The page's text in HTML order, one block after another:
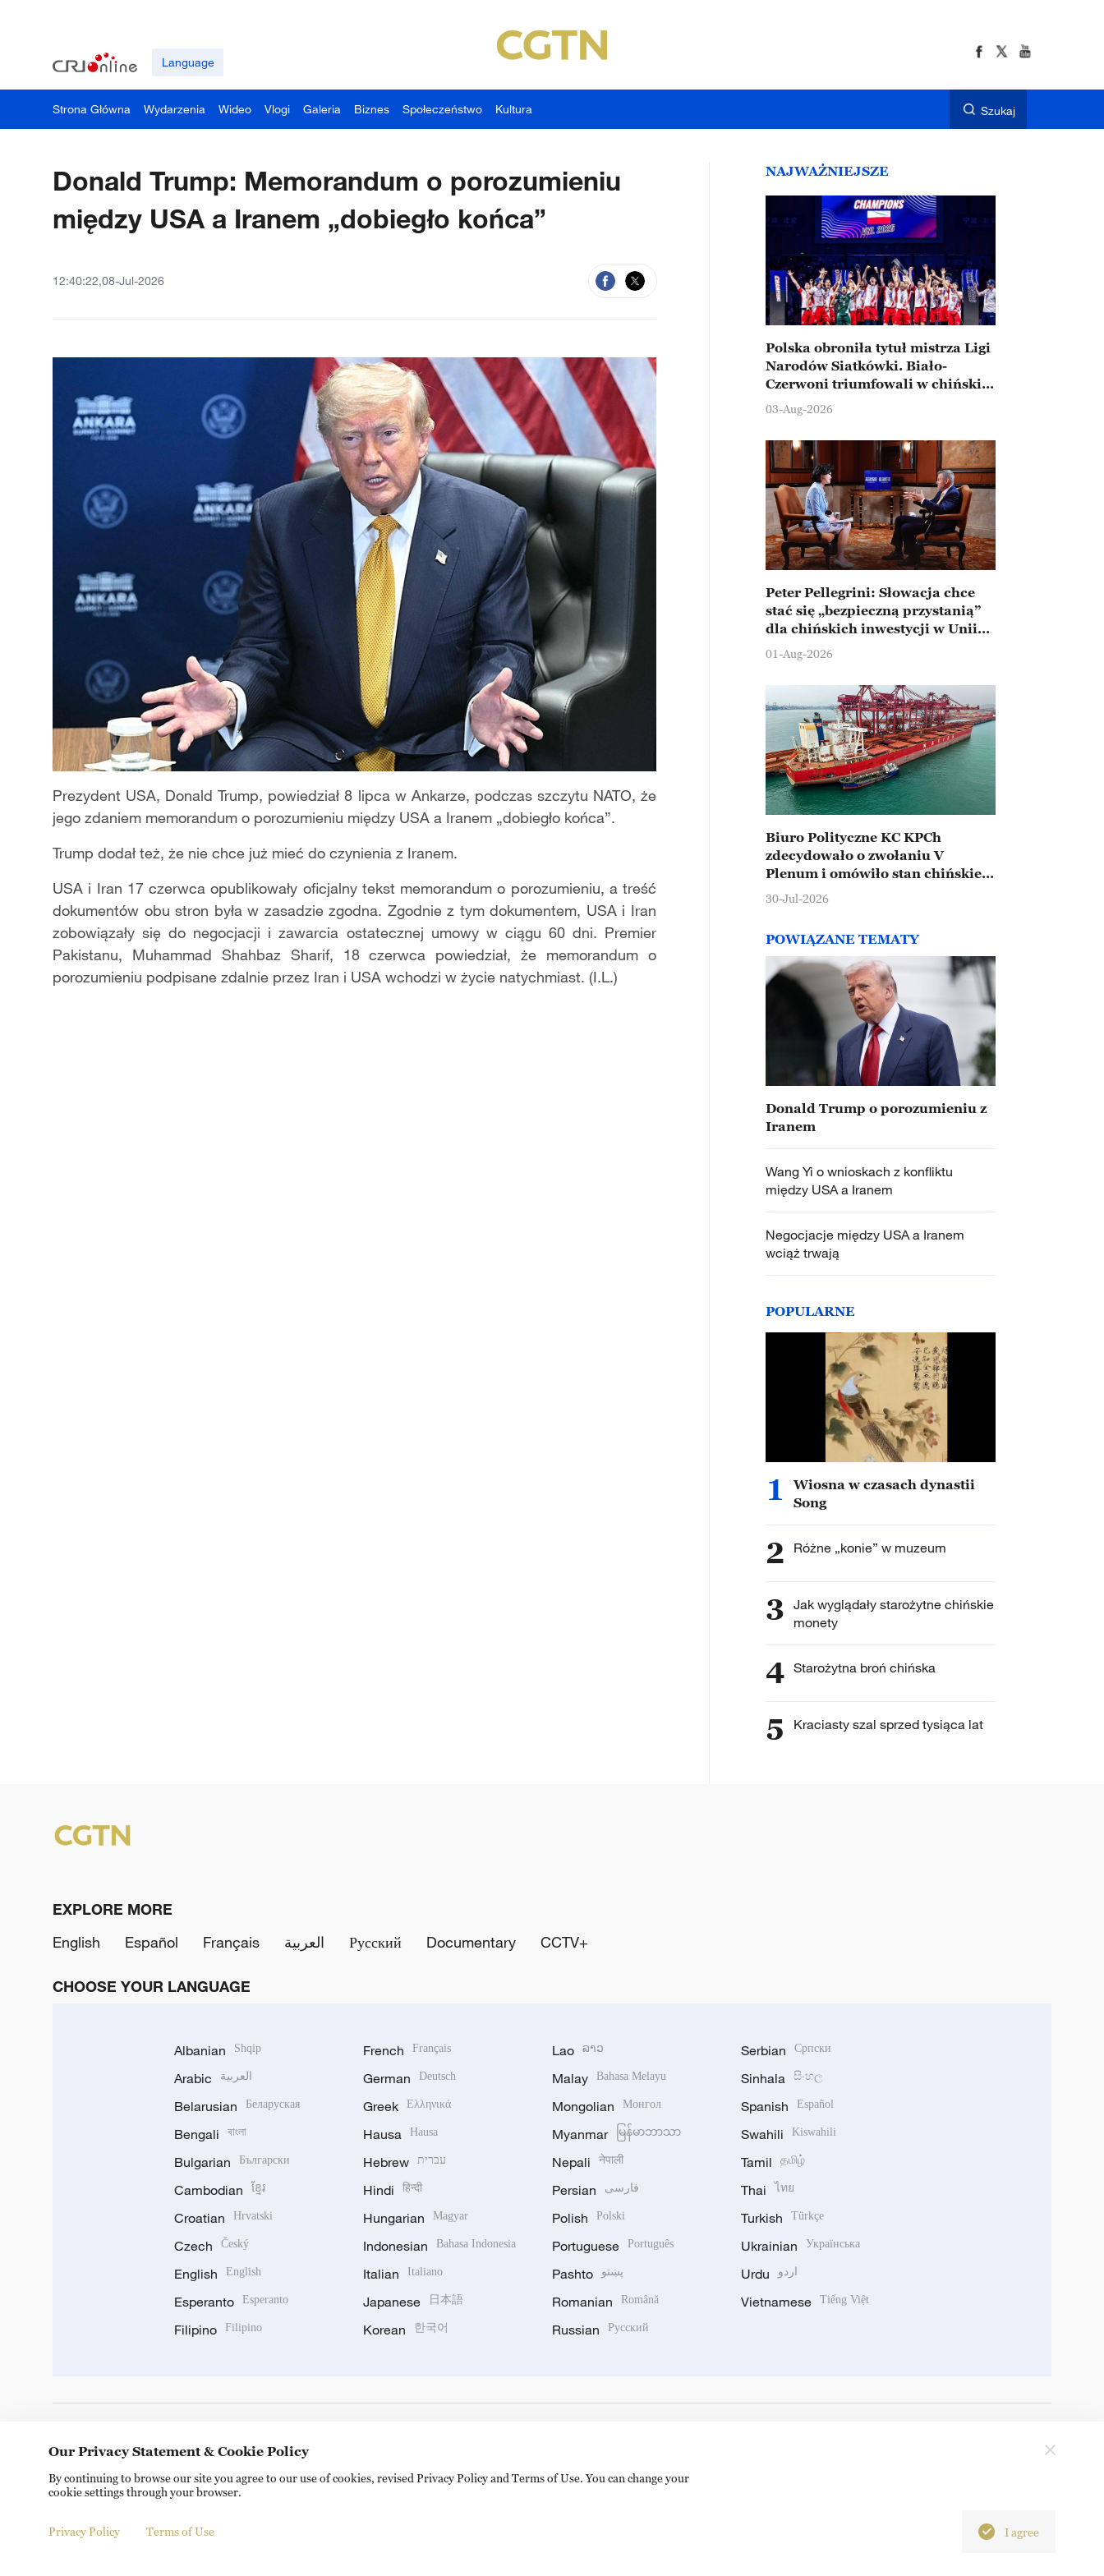
Language
Strona Główna Wydarzenia Wideo Vlogi Galeria Biznes Społeczeństwo Kultura Szukaj
Donald Trump: Memorandum o porozumieniu
między USA a Iranem „dobiegło końca”
12:40:22,08-Jul-2026
Prezydent USA, Donald Trump, powiedział 8 lipca w Ankarze, podczas szczytu NATO, że
jego zdaniem memorandum o porozumieniu między USA a Iranem „dobiegło końca”.
Trump dodał też, że nie chce już mieć do czynienia z Iranem.
USA i Iran 17 czerwca opublikowały oficjalny tekst memorandum o porozumieniu, a treść
dokumentów obu stron była w zasadzie zgodna. Zgodnie z tym dokumentem, USA i Iran
zobowiązały się do negocjacji i zawarcia ostatecznej umowy w ciągu 60 dni. Premier
Pakistanu, Muhammad Shahbaz Sharif, 18 czerwca powiedział, że memorandum o
porozumieniu podpisane zdalnie przez Iran i USA wchodzi w życie natychmiast. (I.L.)
NAJWAŻNIEJSZE
Polska obroniła tytuł mistrza Ligi
Narodów Siatkówki. Biało-
Czerwoni triumfowali w chińskim
Ningbo
03-Aug-2026
Peter Pellegrini: Słowacja chce
stać się „bezpieczną przystanią”
dla chińskich inwestycji w Unii
Europejskiej
01-Aug-2026
Biuro Polityczne KC KPCh
zdecydowało o zwołaniu V
Plenum i omówiło stan chińskiej
gospodarki
30-Jul-2026
POWIĄZANE TEMATY
Donald Trump o porozumieniu z
Iranem
Wang Yi o wnioskach z konfliktu
między USA a Iranem
Negocjacje między USA a Iranem
wciąż trwają
POPULARNE
1
Wiosna w czasach dynastii
Song
2 Różne „konie” w muzeum
3 Jak wyglądały starożytne chińskie
monety
4 Starożytna broń chińska
5 Kraciasty szal sprzed tysiąca lat
EXPLORE MORE
English
Español Français العربية Русский Documentary CCTV+
CHOOSE YOUR LANGUAGE
Albanian Shqip
Arabic العربية
Belarusian Беларуская
Bengali বাংলা
Bulgarian Български
Cambodian ខ្មែរ
Croatian Hrvatski
Czech Český
English English
Esperanto Esperanto
Filipino Filipino
French Français
German Deutsch
Greek Ελληνικά
Hausa Hausa
Hebrew עברית
Hindi हिन्दी
Hungarian Magyar
Indonesian Bahasa Indonesia
Italian Italiano
Japanese 日本語
Korean 한국어
Lao ລາວ
Malay Bahasa Melayu
Mongolian Монгол
Myanmar မြန်မာဘာသာ
Nepali नेपाली
Persian فارسی
Polish Polski
Portuguese Português
Pashto پښتو
Romanian Română
Russian Русский
Serbian Српски
Sinhala සිංහල
Spanish Español
Swahili Kiswahili
Tamil தமிழ்
Thai ไทย
Turkish Türkçe
Ukrainian Українська
Urdu اردو
Vietnamese Tiếng Việt
© China Radio International.CRI. All Rights Reserved. 16A Shijingshan Road, Beijing, China. 100040
Our Privacy Statement & Cookie Policy
By continuing to browse our site you agree to our use of cookies, revised Privacy Policy and Terms of Use. You can change your
cookie settings through your browser.
Privacy Policy Terms of Use I agree